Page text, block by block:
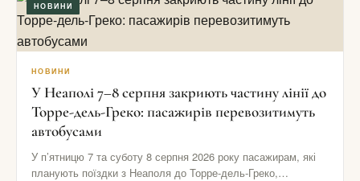
НОВИНИ
НОВИНИ
У Неаполі 7–8 серпня закриють частину лінії до
Торре-дель-Греко: пасажирів перевозитимуть
автобусами
У п’ятницю 7 та суботу 8 серпня 2026 року пасажирам, які
планують поїздки з Неаполя до Торре-дель-Греко,